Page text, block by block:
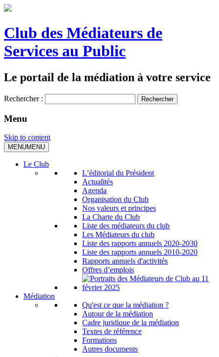
Club des Médiateurs de
Services au Public
Le portail de la médiation à votre service
Rechercher :
Menu
Skip to content
MENUMENU
Le Club
L’éditorial du Président
Actualités
Agenda
Organisation du Club
Nos valeurs et principes
La Charte du Club
Liste des médiateurs du club
Les Médiateurs du club
Liste des rapports annuels 2020-2030
Liste des rapports annuels 2010-2020
Rapports annuels d'activités
Offres d’emplois
Médiation
Qu'est ce que la médiation ?
Autour de la médiation
Cadre juridique de la médiation
Textes de référence
Formations
Autres documents